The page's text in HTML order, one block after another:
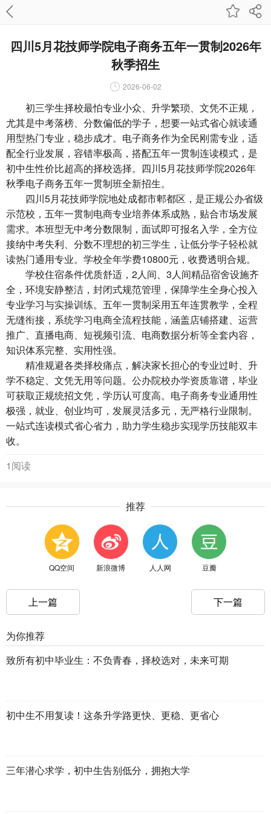
四川5月花技师学院电子商务五年一贯制2026年
秋季招生
2026-06-02
初三学生择校最怕专业小众、升学繁琐、文凭不正规，
尤其是中考落榜、分数偏低的学子，想要一站式省心就读通
用型热门专业，稳步成才。电子商务作为全民刚需专业，适
配全行业发展，容错率极高，搭配五年一贯制连读模式，是
初中生性价比超高的择校选择。四川5月花技师学院2026年
秋季电子商务五年一贯制班全新招生。
四川5月花技师学院地处成都市郫都区，是正规公办省级
示范校，五年一贯制电商专业培养体系成熟，贴合市场发展
需求。本班型无中考分数限制，面试即可报名入学，全方位
接纳中考失利、分数不理想的初三学生，让低分学子轻松就
读热门通用专业。学校全年学费10800元，收费透明合规。
学校住宿条件优质舒适，2人间、3人间精品宿舍设施齐
全，环境安静整洁，封闭式规范管理，保障学生全身心投入
专业学习与实操训练。五年一贯制采用五年连贯教学，全程
无缝衔接，系统学习电商全流程技能，涵盖店铺搭建、运营
推广、直播电商、短视频引流、电商数据分析等全套内容，
知识体系完整、实用性强。
精准规避各类择校痛点，解决家长担心的专业过时、升
学不稳定、文凭无用等问题。公办院校办学资质靠谱，毕业
可获取正规统招文凭，学历认可度高。电子商务专业通用性
极强，就业、创业均可，发展灵活多元，无严格行业限制。
一站式连读模式省心省力，助力学生稳步实现学历技能双丰
收。
1阅读
推荐
QQ空间 新浪微博 人人网 豆瓣
上一篇 下一篇
为你推荐
致所有初中毕业生：不负青春，择校选对，未来可期
初中生不用复读！这条升学路更快、更稳、更省心
三年潜心求学，初中生告别低分，拥抱大学